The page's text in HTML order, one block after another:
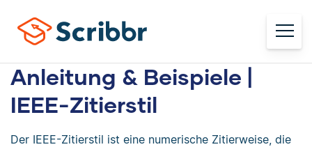
Anleitung & Beispiele |
IEEE-Zitierstil
Der IEEE-Zitierstil ist eine numerische Zitierweise, die